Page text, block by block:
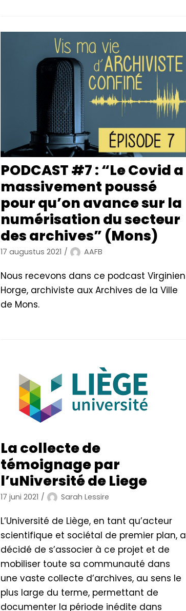
PODCAST #7 : “Le Covid a
massivement poussé
pour qu’on avance sur la
numérisation du secteur
des archives” (Mons)
17 augustus 2021 AAFB
Nous recevons dans ce podcast Virginien
Horge, archiviste aux Archives de la Ville
de Mons.
La collecte de
témoignage par
l’uNiversité de Liege
17 juni 2021 Sarah Lessire
L’Université de Liège, en tant qu’acteur
scientifique et sociétal de premier plan, a
décidé de s’associer à ce projet et de
mobiliser toute sa communauté dans
une vaste collecte d’archives, au sens le
plus large du terme, permettant de
documenter la période inédite dans